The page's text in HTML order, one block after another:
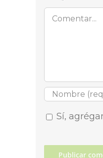
Comentar
Sí,